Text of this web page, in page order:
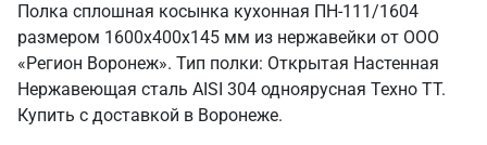
Полка сплошная косынка кухонная ПН-111/1604
размером 1600х400х145 мм из нержавейки от ООО
«Регион Воронеж». Тип полки: Открытая Настенная
Нержавеющая сталь AISI 304 одноярусная Техно ТТ.
Купить с доставкой в Воронеже.